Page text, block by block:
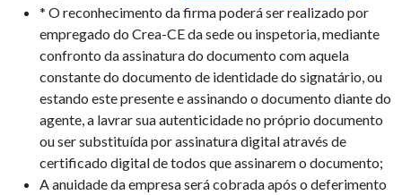
* O reconhecimento da firma poderá ser realizado por
empregado do Crea-CE da sede ou inspetoria, mediante
confronto da assinatura do documento com aquela
constante do documento de identidade do signatário, ou
estando este presente e assinando o documento diante do
agente, a lavrar sua autenticidade no próprio documento
ou ser substituída por assinatura digital através de
certificado digital de todos que assinarem o documento;
A anuidade da empresa será cobrada após o deferimento